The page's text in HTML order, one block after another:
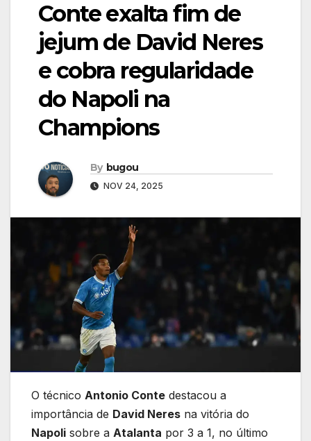
Conte exalta fim de
jejum de David Neres
e cobra regularidade
do Napoli na
Champions
By bugou
NOV 24, 2025
O técnico Antonio Conte destacou a
importância de David Neres na vitória do
Napoli sobre a Atalanta por 3 a 1, no último